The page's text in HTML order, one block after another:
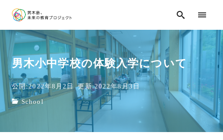
男木小中学校の体験入学について
公開:2022年8月2日 更新:2022年8月3日
School